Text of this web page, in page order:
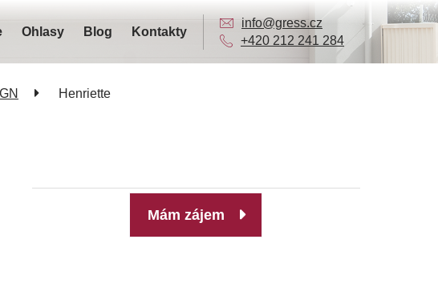
Ohlasy Blog Kontakty
info@gress.cz
+420 212 241 284
Henriette
Mám zájem